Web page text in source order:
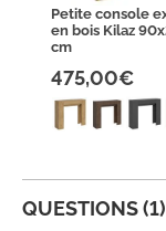
Petite console
en bois Kilaz
cm
475,00€
QUESTIONS (1)